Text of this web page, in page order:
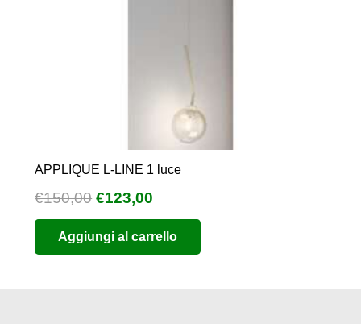
APPLIQUE L-LINE 1 luce
€150,00 Il
prezzo
originale
era:
€123,00
prezzo
attuale
è:
Aggiungi al carrello